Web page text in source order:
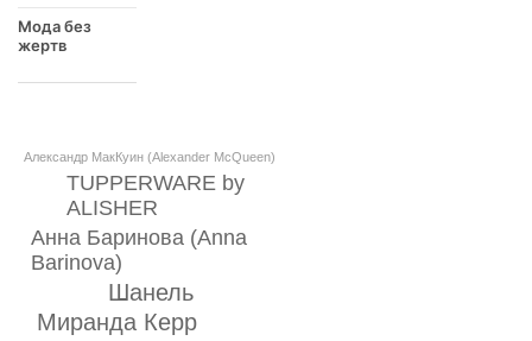
Мода без
жертв
Миранда Керр
Шанель
Анна Баринова (Anna
Barinova)
TUPPERWARE by
ALISHER
Александр МакКуин (Alexander McQueen)